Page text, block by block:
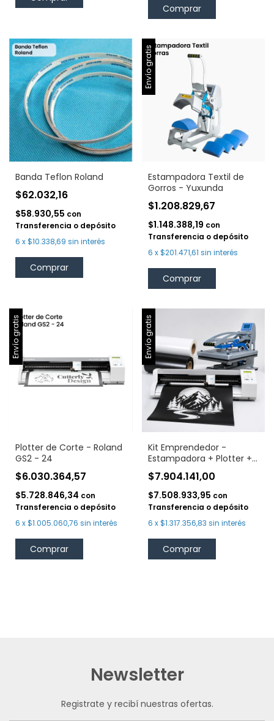
Banda Teflon Roland
$62.032,16
$58.930,55 con
Transferencia o depósito
6 x$10.338,69 sin interés
Comprar
Envío gratis
Estampadora Textil de
Gorros - Yuxunda
$1.208.829,67
$1.148.388,19 con
Transferencia o depósito
6 x$201.471,61 sin interés
Envío gratis
Plotter de Corte - Roland
GS2 - 24
$6.030.364,57
$5.728.846,34 con
Transferencia o depósito
6 x$1.005.060,76 sin interés
Envío gratis
Kit Emprendedor -
Estampadora + Plotter +
Vinilo
$7.904.141,00
$7.508.933,95 con
Transferencia o depósito
6 x$1.317.356,83 sin interés
Newsletter
Registrate y recibí nuestras ofertas.